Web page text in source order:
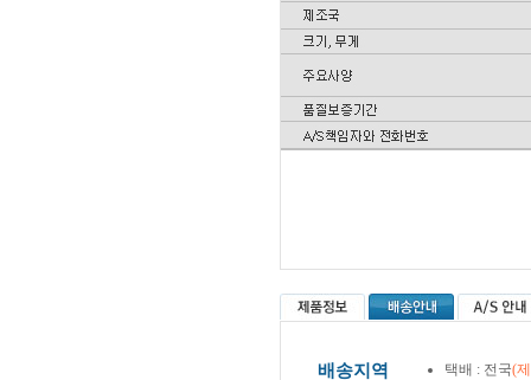
배송지역 택배 : 전국(